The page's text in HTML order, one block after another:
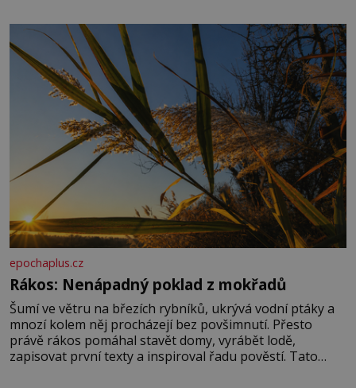
základní složky– sodík a chlór – jsou zásadní pro
správné hospodaření
epochaplus.cz
Rákos: Nenápadný poklad z mokřadů
Šumí ve větru na březích rybníků, ukrývá vodní ptáky a
mnozí kolem něj procházejí bez povšimnutí. Přesto
právě rákos pomáhal stavět domy, vyrábět lodě,
zapisovat první texty a inspiroval řadu pověstí. Tato